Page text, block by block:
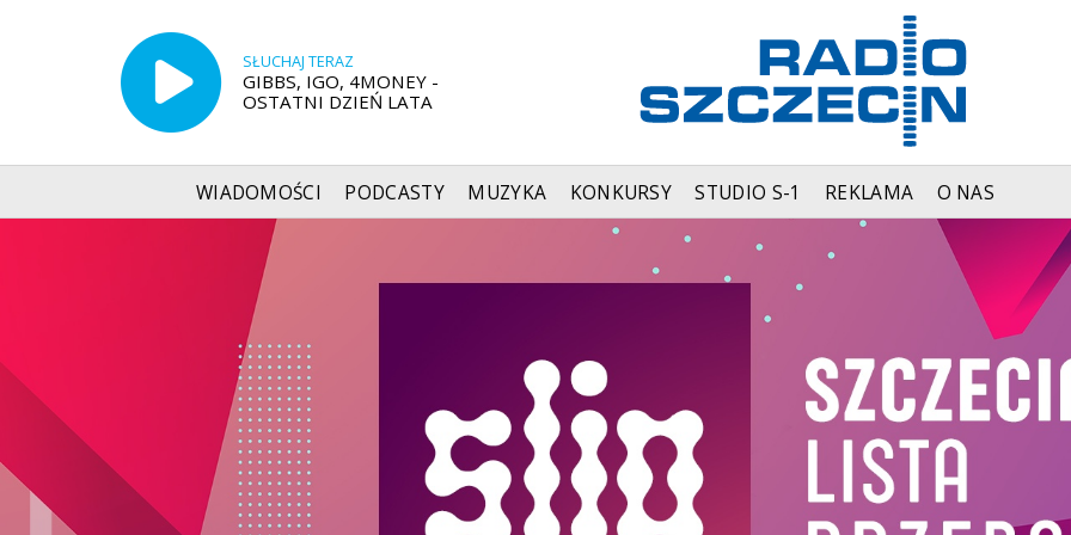
SŁUCHAJ TERAZ
GIBBS, IGO, 4MONEY -
OSTATNI DZIEŃ LATA
WIADOMOŚCI PODCASTY MUZYKA KONKURSY STUDIO S-1 REKLAMA O NAS